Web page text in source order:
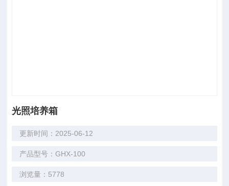
光照培养箱
更新时间：2025-06-12
产品型号：GHX-100
浏览量：5778